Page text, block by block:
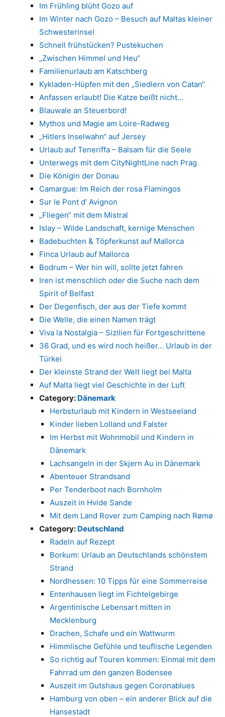
Im Frühling blüht Gozo auf
Im Winter nach Gozo – Besuch auf Maltas kleiner
Schwesterinsel
Schnell frühstücken? Pustekuchen
„Zwischen Himmel und Heu“
Familienurlaub am Katschberg
Kykladen-Hüpfen mit den „Siedlern von Catan“
Anfassen erlaubt! Die Katze beißt nicht…
Blauwale an Steuerbord!
Mythos und Magie am Loire-Radweg
„Hitlers Inselwahn“ auf Jersey
Urlaub auf Teneriffa – Balsam für die Seele
Unterwegs mit dem CityNightLine nach Prag
Die Königin der Donau
Camargue: Im Reich der rosa Flamingos
Sur le Pont d’ Avignon
„Fliegen“ mit dem Mistral
Islay – Wilde Landschaft, kernige Menschen
Badebuchten & Töpferkunst auf Mallorca
Finca Urlaub auf Mallorca
Bodrum – Wer hin will, sollte jetzt fahren
Iren ist menschlich oder die Suche nach dem
Spirit of Belfast
Der Degenfisch, der aus der Tiefe kommt
Die Welle, die einen Namen trägt
Viva la Nostalgia – Sizilien für Fortgeschrittene
36 Grad, und es wird noch heißer… Urlaub in der
Türkei
Der kleinste Strand der Welt liegt bei Malta
Auf Malta liegt viel Geschichte in der Luft
Category: Dänemark
Herbsturlaub mit Kindern in Westseeland
Kinder lieben Lolland und Falster
Im Herbst mit Wohnmobil und Kindern in
Dänemark
Lachsangeln in der Skjern Au in Dänemark
Abenteuer Strandsand
Per Tenderboot nach Bornholm
Auszeit in Hvide Sande
Mit dem Land Rover zum Camping nach Rømø
Category: Deutschland
Radeln auf Rezept
Borkum: Urlaub an Deutschlands schönstem
Strand
Nordhessen: 10 Tipps für eine Sommerreise
Entenhausen liegt im Fichtelgebirge
Argentinische Lebensart mitten in
Mecklenburg
Drachen, Schafe und ein Wattwurm
Himmlische Gefühle und teuflische Legenden
So richtig auf Touren kommen: Einmal mit dem
Fahrrad um den ganzen Bodensee
Auszeit im Gutshaus gegen Coronablues
Hamburg von oben – ein anderer Blick auf die
Hansestadt